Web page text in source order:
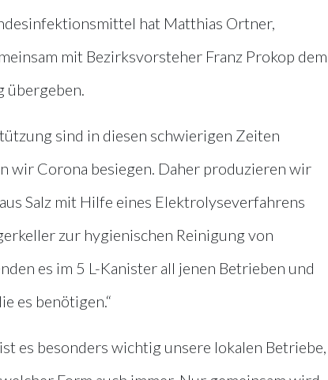
hat Matthias Ortner,
mit Bezirksvorsteher Franz Prokop dem
übergeben.
sind in diesen schwierigen Zeiten
wir Corona besiegen. Daher produzieren wir
Salz mit Hilfe eines Elektrolyseverfahrens
zur hygienischen Reinigung von
es im 5 L-Kanister all jenen Betrieben und
es benötigen.“
es besonders wichtig unsere lokalen Betriebe,